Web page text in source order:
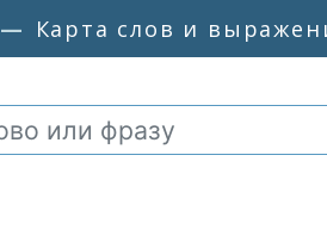
— Карта слов и